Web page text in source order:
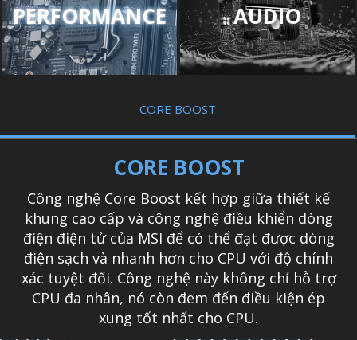
PERFORMANCE AUDIO
CORE BOOST
CORE BOOST
Công nghệ Core Boost kết hợp giữa thiết kế
khung cao cấp và công nghệ điều khiển dòng
điện điện tử của MSI để có thể đạt được dòng
điện sạch và nhanh hơn cho CPU với độ chính
xác tuyệt đối. Công nghệ này không chỉ hỗ trợ
CPU đa nhân, nó còn đem đến điều kiện ép
xung tốt nhất cho CPU.